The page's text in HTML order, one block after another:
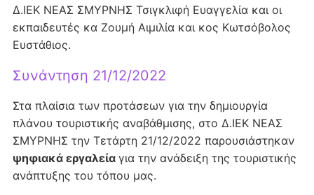
Δ.ΙΕΚ ΝΕΑΣ ΣΜΥΡΝΗΣ Τσιγκλιφή Ευαγγελία και οι
εκπαιδευτές κα Ζουμή Αιμιλία και κος Κωτσόβολος
Ευστάθιος.
Συνάντηση 21/12/2022
Στα πλαίσια των προτάσεων για την δημιουργία
πλάνου τουριστικής αναβάθμισης, στο Δ.ΙΕΚ ΝΕΑΣ
ΣΜΥΡΝΗΣ την Τετάρτη 21/12/2022 παρουσιάστηκαν
ψηφιακά εργαλεία για την ανάδειξη της τουριστικής
ανάπτυξης του τόπου μας.